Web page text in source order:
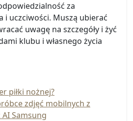
za
i uczciwości. Muszą ubierać
uwagę na szczegóły i żyć
klubu i własnego życia
piłki nożnej?
zdjęć mobilnych z
Samsung